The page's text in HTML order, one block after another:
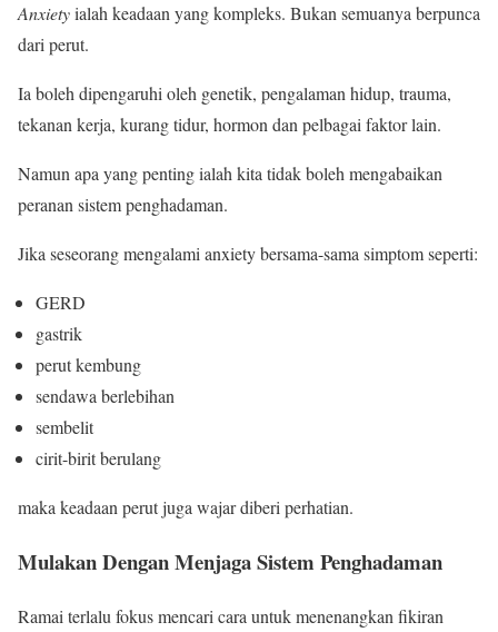
Anxietyialah keadaan yang kompleks. Bukan semuanya berpunca
dari perut.
Ia boleh dipengaruhi oleh genetik, pengalaman hidup, trauma,
tekanan kerja, kurang tidur, hormon dan pelbagai faktor lain.
Namun apa yang penting ialah kita tidak boleh mengabaikan
peranan sistem penghadaman.
Jika seseorang mengalami anxiety bersama-sama simptom seperti:
GERD
gastrik
perut kembung
sendawa berlebihan
sembelit
cirit-birit berulang
maka keadaan perut juga wajar diberi perhatian.
Mulakan Dengan Menjaga Sistem Penghadaman
Ramai terlalu fokus mencari cara untuk menenangkan fikiran